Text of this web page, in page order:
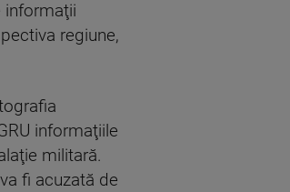
informaţii
regiune,
informaţiile
militară.
fi acuzată de